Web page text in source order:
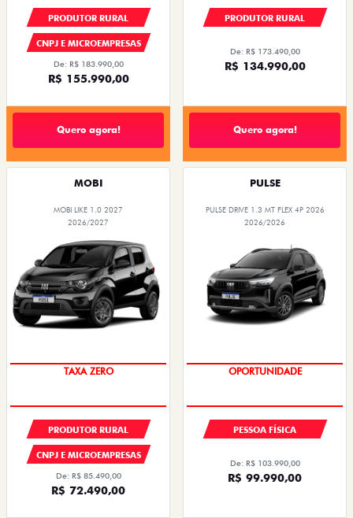
PRODUTOR RURAL
CNPJ E MICROEMPRESAS
De: R$ 183.990,00
R$ 155.990,00
Quero agora!
PRODUTOR RURAL
De: R$ 173.490,00
R$ 134.990,00
Quero agora!
MOBI
MOBI LIKE 1.0 2027
2026/2027
PRODUTOR RURAL
CNPJ E MICROEMPRESAS
De: R$ 85.490,00
R$ 72.490,00
PULSE
PULSE DRIVE 1.3 MT FLEX 4P 2026
2026/2026
PESSOA FÍSICA
De: R$ 103.990,00
R$ 99.990,00